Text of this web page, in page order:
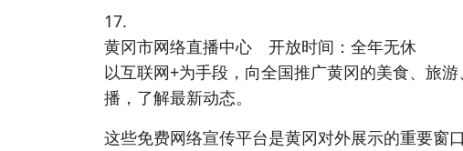
17.
黄冈市网络直播中心 开放时间：全年无休
以互联网+为手段，向全国推广黄冈的美食、旅
播，了解最新动态。
这些免费网络宣传平台是黄冈对外展示的重要窗